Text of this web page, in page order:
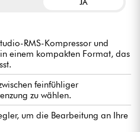
JA
RMS-Kompressor und
einem kompakten Format, das
feinfühliger
zu wählen.
um die Bearbeitung an Ihre